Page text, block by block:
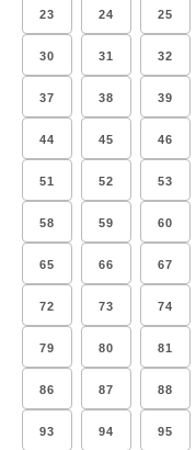
23 24 25
30 31 32
37 38 39
44 45 46
51 52 53
58 59 60
65 66 67
72 73 74
79 80 81
86 87 88
93 94 95